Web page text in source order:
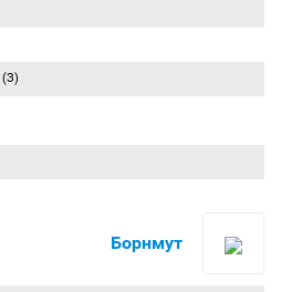
(З)
Борнмут